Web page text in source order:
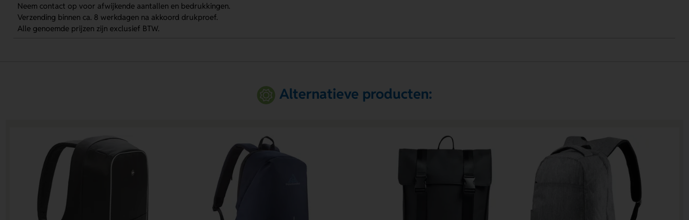
Neem contact op voor afwijkende aantallen en bedrukkingen.
Verzending binnen ca. 8 werkdagen na akkoord drukproef.
Alle genoemde prijzen zijn exclusief BTW.
Alternatieve producten: